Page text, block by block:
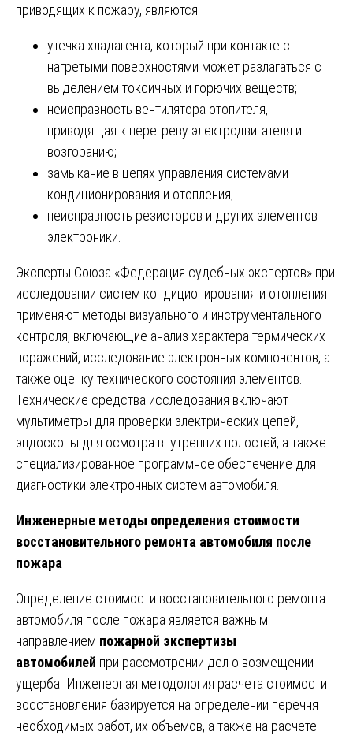
приводящих к пожару, являются:
утечка хладагента, который при контакте с
нагретыми поверхностями может разлагаться с
выделением токсичных и горючих веществ;
неисправность вентилятора отопителя,
приводящая к перегреву электродвигателя и
возгоранию;
замыкание в цепях управления системами
кондиционирования и отопления;
неисправность резисторов и других элементов
электроники.
Эксперты Союза «Федерация судебных экспертов» при
исследовании систем кондиционирования и отопления
применяют методы визуального и инструментального
контроля, включающие анализ характера термических
поражений, исследование электронных компонентов, а
также оценку технического состояния элементов.
Технические средства исследования включают
мультиметры для проверки электрических цепей,
эндоскопы для осмотра внутренних полостей, а также
специализированное программное обеспечение для
диагностики электронных систем автомобиля.
Инженерные методы определения стоимости
восстановительного ремонта автомобиля после
пожара
Определение стоимости восстановительного ремонта
автомобиля после пожара является важным
направлением пожарной экспертизы
автомобилей при рассмотрении дел о возмещении
ущерба. Инженерная методология расчета стоимости
восстановления базируется на определении перечня
необходимых работ, их объемов, а также на расчете